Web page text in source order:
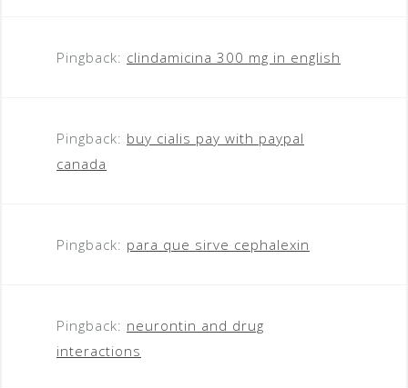
Pingback: clindamicina 300 mg in english
Pingback: buy cialis pay with paypal
canada
Pingback: para que sirve cephalexin
Pingback: neurontin and drug
interactions